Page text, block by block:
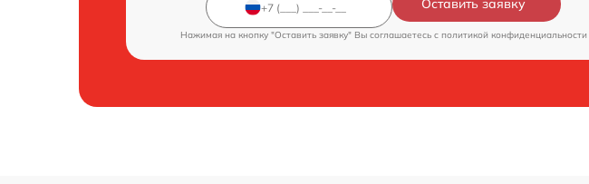
Оставить заявку
Нажимая на кнопку "Оставить заявку" Вы соглашаетесь c политикой конфиденциальности